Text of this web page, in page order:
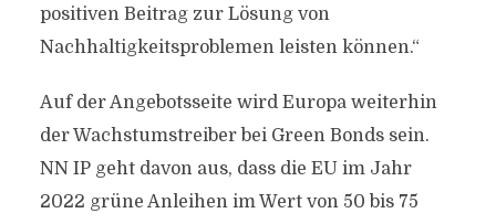
positiven Beitrag zur Lösung von
Nachhaltigkeitsproblemen leisten können.“
Auf der Angebotsseite wird Europa weiterhin
der Wachstumstreiber bei Green Bonds sein.
NN IP geht davon aus, dass die EU im Jahr
2022 grüne Anleihen im Wert von 50 bis 75